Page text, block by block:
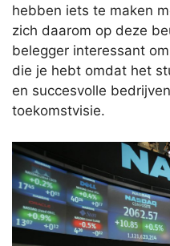
hebben iets te maken
zich daarom op deze
belegger interessant
die je hebt omdat het
en succesvolle
toekomstvisie.